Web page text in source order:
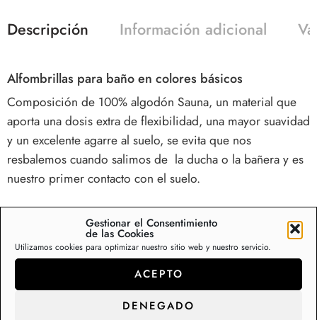
Gestionar el Consentimiento
de las Cookies
Utilizamos cookies para optimizar nuestro sitio web y nuestro servicio.
ACEPTO
DENEGADO
Descripción Información adicional
Alfombrillas para baño en colores básicos
Composición de 100% algodón Sauna, un material que
aporta una dosis extra de flexibilidad, una mayor suavidad
y un excelente agarre al suelo, se evita que nos
resbalemos cuando salimos de la ducha o la bañera y es
nuestro primer contacto con el suelo.
No hay nada más efectivo que una alfombra Sauna para el
. ¿Y por qué? Porque no existe nada más
absorbente y práctico que funcione mejor que este tipo
de material. Es capaz de acaparar más rápido el agua sin
empapar. Por lo tanto, te llevarás a casa una prenda
perfecta para colocar los pies con seguridad después de